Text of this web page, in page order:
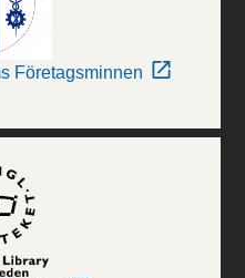
Företagsminnen